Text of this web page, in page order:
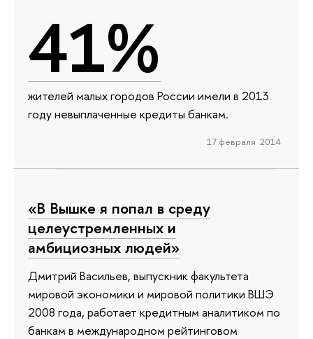
41%
жителей малых городов России имели в 2013
году невыплаченные кредиты банкам.
17 февраля 2014
«В Вышке я попал в среду
целеустремленных и
амбициозных людей»
Дмитрий Васильев, выпускник факультета
мировой экономики и мировой политики ВШЭ
2008 года, работает кредитным аналитиком по
банкам в международном рейтинговом